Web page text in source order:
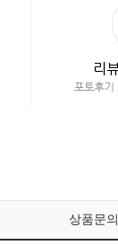
상품문의